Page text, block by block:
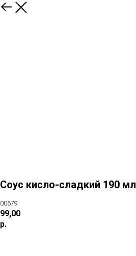
Соус кисло-сладкий 190 мл
00679
99,00
р.